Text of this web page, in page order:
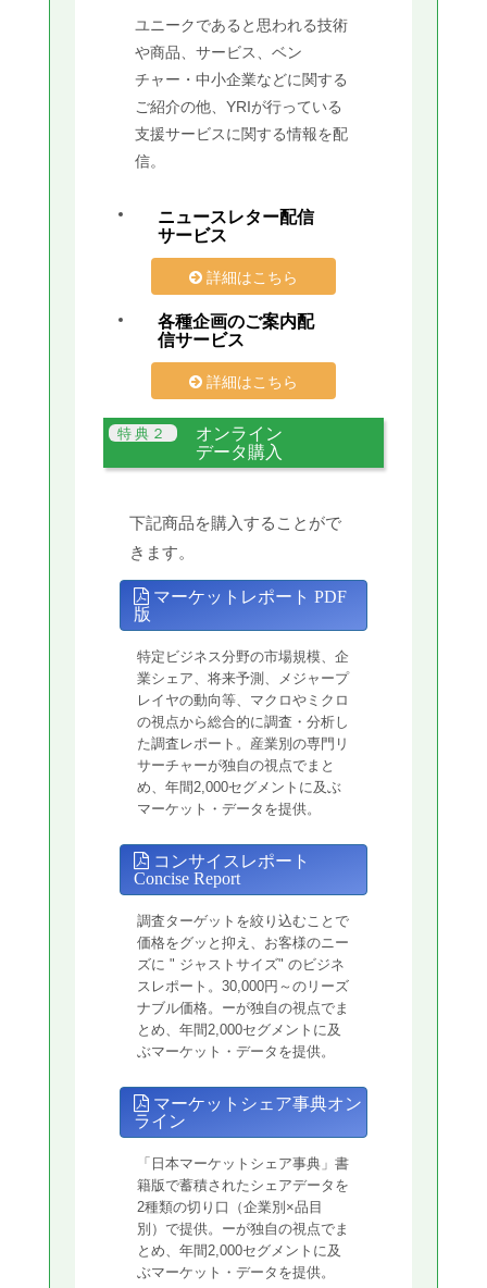
ユニークであると思われる技術
や商品、サービス、ベン
チャー・中小企業などに関する
ご紹介の他、YRIが行っている
支援サービスに関する情報を配
信。
ニュースレター配信
サービス
詳細はこちら
各種企画のご案内配
信サービス
詳細はこちら
オンライン
データ購入
下記商品を購入することがで
きます。
マーケットレポート PDF
版
特定ビジネス分野の市場規模、企
業シェア、将来予測、メジャープ
レイヤの動向等、マクロやミクロ
の視点から総合的に調査・分析し
た調査レポート。産業別の専門リ
サーチャーが独自の視点でまと
め、年間2,000セグメントに及ぶ
マーケット・データを提供。
コンサイスレポート
Concise Report
調査ターゲットを絞り込むことで
価格をグッと抑え、お客様のニー
ズに " ジャストサイズ" のビジネ
スレポート。30,000円～のリーズ
ナブル価格。ーが独自の視点でま
とめ、年間2,000セグメントに及
ぶマーケット・データを提供。
マーケットシェア事典オン
ライン
「日本マーケットシェア事典」書
籍版で蓄積されたシェアデータを
2種類の切り口（企業別×品目
別）で提供。ーが独自の視点でま
とめ、年間2,000セグメントに及
ぶマーケット・データを提供。